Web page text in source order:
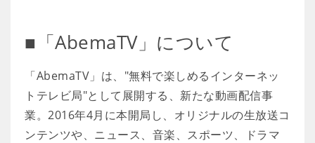
■「AbemaTV」について
「AbemaTV」は、"無料で楽しめるインターネッ
トテレビ局"として展開する、新たな動画配信事
業。2016年4月に本開局し、オリジナルの生放送コ
ンテンツや、ニュース、音楽、スポーツ、ドラマ